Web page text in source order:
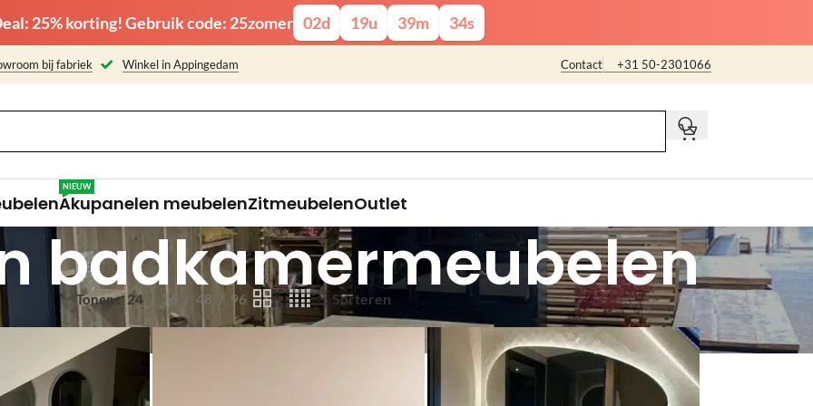
25% korting! Gebruik code: 25zomer 02d 19u 39m 33s
bij fabriek Winkel in Appingedam Contact +31 50-2301066
Akupanelen meubelen
NIEUW
ZitmeubelenOutlet
badkamermeubelen
Tonen 24 36 48 96 Sorteren